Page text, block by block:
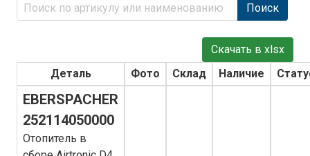
Поиск
Скачать в xlsx
Деталь
Фото Склад Наличие
EBERSPACHER
252114050000
Отопитель в